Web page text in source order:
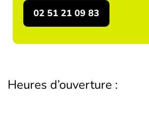
02 51 21 09 83
Heures d’ouverture :